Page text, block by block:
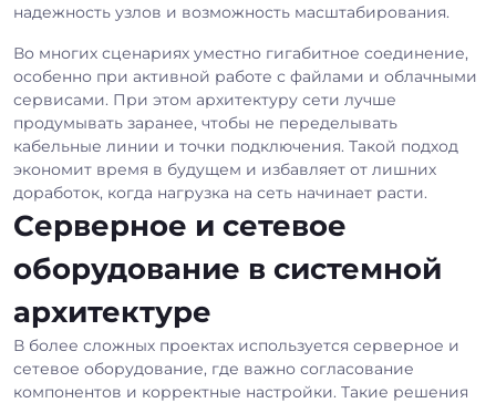
надежность узлов и возможность масштабирования.
Во многих сценариях уместно гигабитное соединение,
особенно при активной работе с файлами и облачными
сервисами. При этом архитектуру сети лучше
продумывать заранее, чтобы не переделывать
кабельные линии и точки подключения. Такой подход
экономит время в будущем и избавляет от лишних
доработок, когда нагрузка на сеть начинает расти.
Серверное и сетевое
оборудование в системной
архитектуре
В более сложных проектах используется серверное и
сетевое оборудование, где важно согласование
компонентов и корректные настройки. Такие решения